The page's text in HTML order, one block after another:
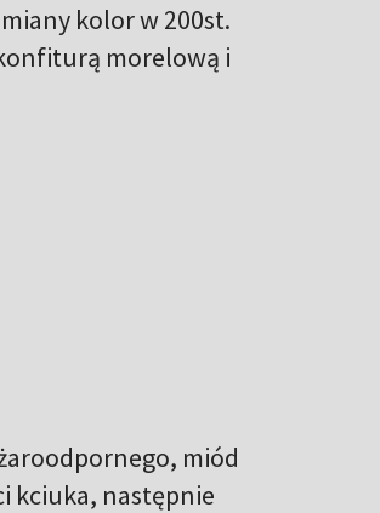
kolor w 200st.
morelową i
miód
kciuka, następnie